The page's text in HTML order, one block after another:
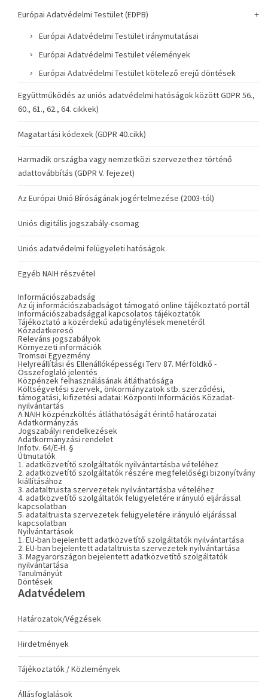
Európai Adatvédelmi Testület (EDPB)
Európai Adatvédelmi Testület iránymutatásai
Európai Adatvédelmi Testület vélemények
Európai Adatvédelmi Testület kötelező erejű döntések
Együttműködés az uniós adatvédelmi hatóságok között GDPR 56.,
60., 61., 62., 64. cikkek)
Magatartási kódexek (GDPR 40.cikk)
Harmadik országba vagy nemzetközi szervezethez történő
adattovábbítás (GDPR V. fejezet)
Az Európai Unió Bíróságának jogértelmezése (2003-tól)
Uniós digitális jogszabály-csomag
Uniós adatvédelmi felügyeleti hatóságok
Egyéb NAIH részvétel
Információszabadság
Az új információszabadságot támogató online tájékoztató portál
Információszabadsággal kapcsolatos tájékoztatók
Tájékoztató a közérdekű adatigénylések menetéről
Közadatkereső
Releváns jogszabályok
Környezeti információk
Tromsøi Egyezmény
Helyreállítási és Ellenállóképességi Terv 87. Mérföldkő -
Összefoglaló jelentés
Közpénzek felhasználásának átláthatósága
Költségvetési szervek, önkormányzatok stb. szerződési,
támogatási, kifizetési adatai: Központi Információs Közadat-
nyilvántartás
A NAIH közpénzköltés átláthatóságát érintő határozatai
Adatkormányzás
Jogszabályi rendelkezések
Adatkormányzási rendelet
Infotv. 64/E-H. §
Útmutatók
1. adatközvetítő szolgáltatók nyilvántartásba vételéhez
2. adatközvetítő szolgáltatók részére megfelelőségi bizonyítvány
kiállításához
3. adataltruista szervezetek nyilvántartásba vételéhez
4. adatközvetítő szolgáltatók felügyeletére irányuló eljárással
kapcsolatban
5. adataltruista szervezetek felügyeletére irányuló eljárással
kapcsolatban
Nyilvántartások
1. EU-ban bejelentett adatközvetítő szolgáltatók nyilvántartása
2. EU-ban bejelentett adataltruista szervezetek nyilvántartása
3. Magyarországon bejelentett adatközvetítő szolgáltatók
nyilvántartása
Tanulmányút
Döntések
Adatvédelem
Határozatok/Végzések
Hirdetmények
Tájékoztatók / Közlemények
Állásfoglalások